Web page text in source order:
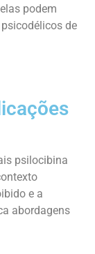
podem
de
psilocibina
e a
abordagens